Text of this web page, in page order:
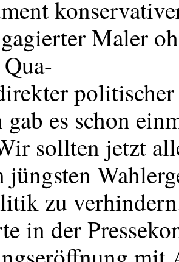
Maler
es schon
sollten jetzt
jüngsten
zu
in der